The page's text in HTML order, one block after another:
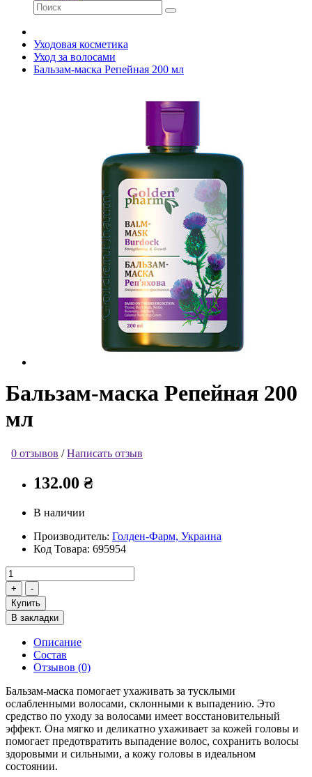
Уходовая косметика
Уход за волосами
Бальзам-маска Репейная 200 мл
Бальзам-маска Репейная 200
мл
0 отзывов /Написать отзыв
132.00 ₴
В наличии
Производитель: Голден-Фарм, Украина
Код Товара: 695954
Купить
В закладки
Описание
Состав
Отзывов (0)
Бальзам-маска помогает ухаживать за тусклыми
ослабленными волосами, склонными к выпадению. Это
средство по уходу за волосами имеет восстановительный
эффект. Она мягко и деликатно ухаживает за кожей головы и
помогает предотвратить выпадение волос, сохранить волосы
здоровыми и сильными, а кожу головы в идеальном
состоянии.